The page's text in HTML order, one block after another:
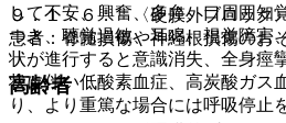
して不安、興奮、多弁、口周囲知
つき、聴覚過敏、耳鳴、視覚障害
状が進行すると意識消失、全身痙
状に伴い低酸素血症、高炭酸ガス
り、より重篤な場合には呼吸停止
９．１．６． 〈硬膜外ブロック
患者：脊髄損傷や神経根損傷のお
高齢者